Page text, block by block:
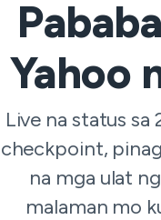
Yahoo
Live na status
checkpoint,
na mga ulat
malaman mo